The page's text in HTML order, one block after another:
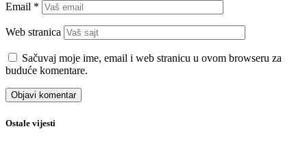
Email *
Web stranica
Sačuvaj moje ime, email i web stranicu u ovom browseru za
buduće komentare.
Ostale vijesti